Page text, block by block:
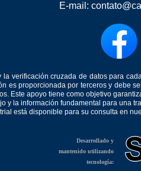
E-mail:
verificación cruzada de datos para
es proporcionada por terceros y debe
Este apoyo tiene como objetivo
y la información fundamental para una
está disponible para su consulta en
Desarrollado y
mantenido utilizando
tecnología: